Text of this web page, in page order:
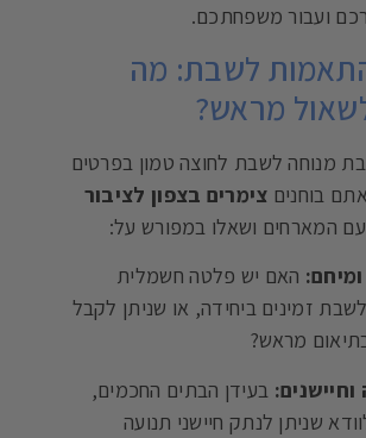
ועבור משפחתכם.
לשבת: מה
מראש?
מנוחה לשבת לחוצה טמון בפרטים
בוחנים צימרים בצפון לציבור
המארחים ושאלו במפורש על:
האם יש פלטה חשמלית
זמינים ביחידה, או שניתן לקבל
מראש?
בעידן הבתים החכמים,
שניתן לנתק חיישני תנועה